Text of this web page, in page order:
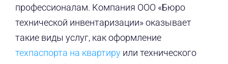
профессионалам. Компания ООО «Бюро
технической инвентаризации» оказывает
такие виды услуг, как оформление
техпаспорта на квартируили технического